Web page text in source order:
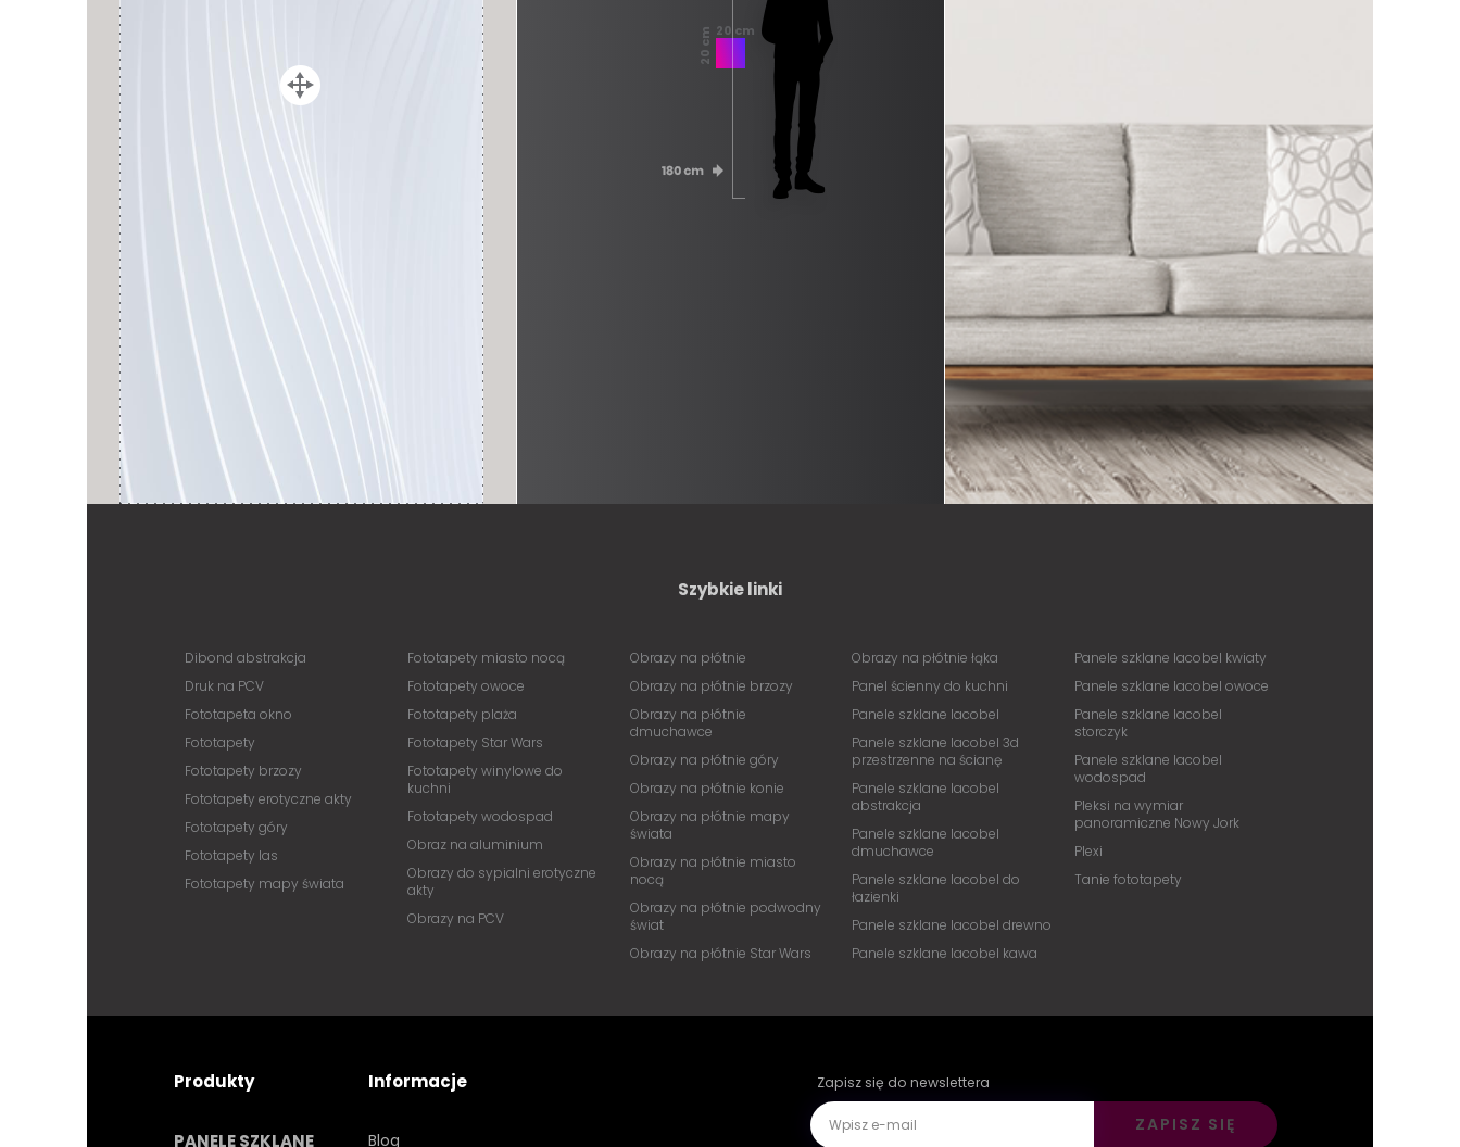
20 cm
20 cm
Szybkie linki
Dibond abstrakcja
Druk na PCV
Fototapeta okno
Fototapety
Fototapety brzozy
Fototapety erotyczne akty
Fototapety góry
Fototapety las
Fototapety mapy świata
Fototapety miasto nocą
Fototapety owoce
Fototapety plaża
Fototapety Star Wars
Fototapety winylowe do
kuchni
Fototapety wodospad
Obraz na aluminium
Obrazy do sypialni erotyczne
akty
Obrazy na PCV
Obrazy na płótnie
Obrazy na płótnie brzozy
Obrazy na płótnie
dmuchawce
Obrazy na płótnie góry
Obrazy na płótnie konie
Obrazy na płótnie mapy
świata
Obrazy na płótnie miasto
nocą
Obrazy na płótnie podwodny
świat
Obrazy na płótnie Star Wars
Obrazy na płótnie łąka
Panel ścienny do kuchni
Panele szklane lacobel
Panele szklane lacobel 3d
przestrzenne na ścianę
Panele szklane lacobel
abstrakcja
Panele szklane lacobel
dmuchawce
Panele szklane lacobel do
łazienki
Panele szklane lacobel drewno
Panele szklane lacobel kawa
Panele szklane lacobel kwiaty
Panele szklane lacobel owoce
Panele szklane lacobel
storczyk
Panele szklane lacobel
wodospad
Pleksi na wymiar
panoramiczne Nowy Jork
Plexi
Tanie fototapety
Produkty
PANELE SZKLANE
Informacje
Blog
Zapisz się do newslettera
ZAPISZ SIĘ